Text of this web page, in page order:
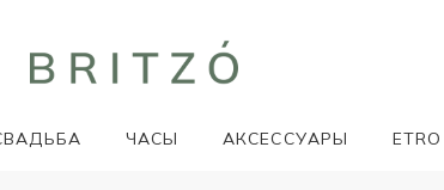
ЧАСЫ АКСЕССУАРЫ ETRO